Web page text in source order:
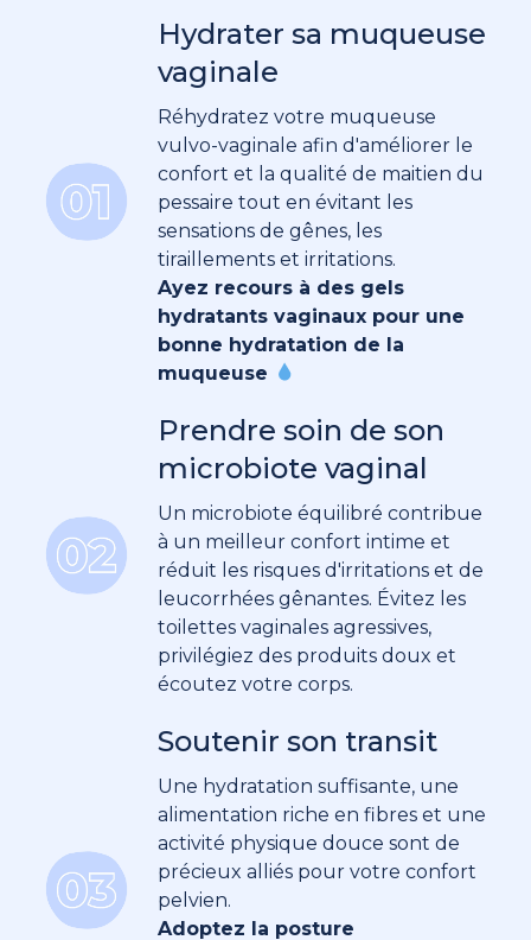
Hydrater sa muqueuse
vaginale
Réhydratez votre muqueuse
vulvo-vaginale afin d'améliorer le
confort et la qualité de maitien du
pessaire tout en évitant les
sensations de gênes, les
tiraillements et irritations.
Ayez recours à des gels
hydratants vaginaux pour une
bonne hydratation de la
muqueuse
Prendre soin de son
microbiote vaginal
Un microbiote équilibré contribue
à un meilleur confort intime et
réduit les risques d'irritations et de
leucorrhées gênantes. Évitez les
toilettes vaginales agressives,
privilégiez des produits doux et
écoutez votre corps.
Soutenir son transit
Une hydratation suffisante, une
alimentation riche en fibres et une
activité physique douce sont de
précieux alliés pour votre confort
pelvien.
Adoptez la posture